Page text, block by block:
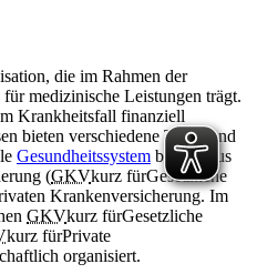
die im Rahmen der
medizinische Leistungen trägt.
Krankheitsfall finanziell
bieten verschiedene Tarife und
Gesundheitssystem besteht aus
(GKVkurz fürGesetzliche
Krankenversicherung. Im
GKVkurz fürGesetzliche
kurz fürPrivate
organisiert.